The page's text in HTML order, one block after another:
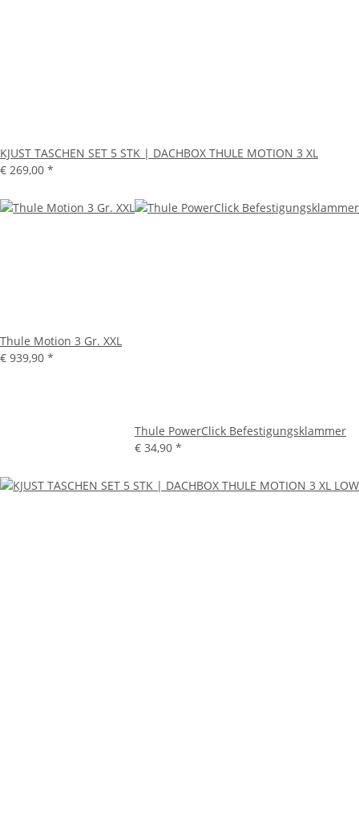
KJUST TASCHEN SET 5 STK | DACHBOX THULE MOTION 3 XL
€ 269,00 *
Thule Motion 3 Gr. XXL
€ 939,90 *
Thule PowerClick Befestigungsklammer
€ 34,90 *